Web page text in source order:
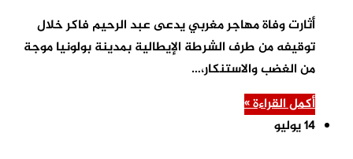
أثارت وفاة مهاجر مغربي يدعى عبد الرحيم فاكر خلال
توقيفه من طرف الشرطة الإيطالية بمدينة بولونيا موجة
من الغضب والاستنكار،…
أكمل القراءة »
14 يوليو